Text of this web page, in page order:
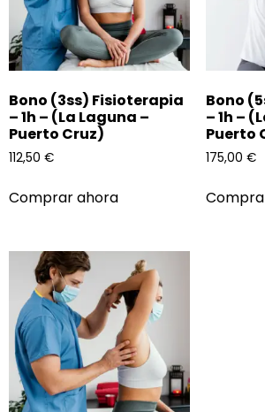
Bono (3ss) Fisioterapia
– 1h – (La Laguna –
Puerto Cruz)
112,50 €
Comprar ahora
Bono
– 1h –
Puerto
175,00 €